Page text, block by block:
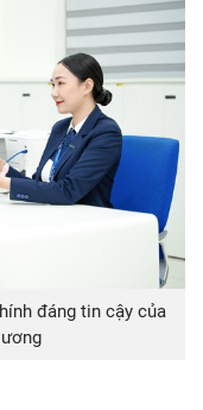
đáng tin cậy của